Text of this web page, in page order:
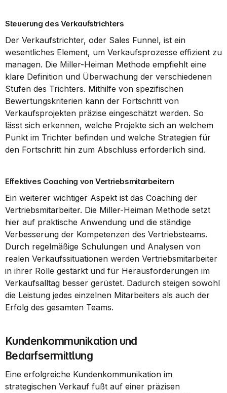
Steuerung des Verkaufstrichters
Der Verkaufstrichter, oder Sales Funnel, ist ein
wesentliches Element, um Verkaufsprozesse effizient zu
managen. Die Miller-Heiman Methode empfiehlt eine
klare Definition und Überwachung der verschiedenen
Stufen des Trichters. Mithilfe von spezifischen
Bewertungskriterien kann der Fortschritt von
Verkaufsprojekten präzise eingeschätzt werden. So
lässt sich erkennen, welche Projekte sich an welchem
Punkt im Trichter befinden und welche Strategien für
den Fortschritt hin zum Abschluss erforderlich sind.
Effektives Coaching von Vertriebsmitarbeitern
Ein weiterer wichtiger Aspekt ist das Coaching der
Vertriebsmitarbeiter. Die Miller-Heiman Methode setzt
hier auf praktische Anwendung und die ständige
Verbesserung der Kompetenzen des Vertriebsteams.
Durch regelmäßige Schulungen und Analysen von
realen Verkaufssituationen werden Vertriebsmitarbeiter
in ihrer Rolle gestärkt und für Herausforderungen im
Verkaufsalltag besser gerüstet. Dadurch steigen sowohl
die Leistung jedes einzelnen Mitarbeiters als auch der
Erfolg des gesamten Teams.
Kundenkommunikation und
Bedarfsermittlung
Eine erfolgreiche Kundenkommunikation im
strategischen Verkauf fußt auf einer präzisen